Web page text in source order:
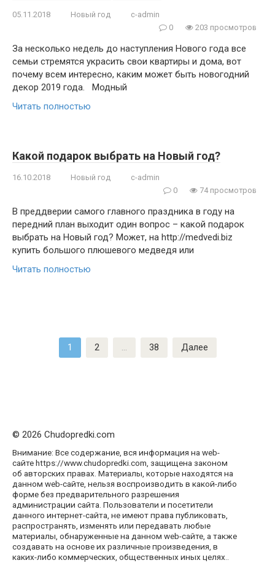
05.11.2018 Новый год
c-admin
0
203 просмотров
За несколько недель до наступления Нового года все
семьи стремятся украсить свои квартиры и дома, вот
почему всем интересно, каким может быть новогодний
декор 2019 года. Модный
Читать полностью
Какой подарок выбрать на Новый год?
16.10.2018 Новый год
c-admin
0
74 просмотров
В преддверии самого главного праздника в году на
передний план выходит один вопрос – какой подарок
выбрать на Новый год? Может, на http://medvedi.biz
купить большого плюшевого медведя или
Читать полностью
1 2 … 38 Далее
© 2026 Chudopredki.com
Внимание: Все содержание, вся информация на web-
сайте https://www.chudopredki.com, защищена законом
об авторских правах. Материалы, которые находятся на
данном web-сайте, нельзя воспроизводить в какой-либо
форме без предварительного разрешения
администрации сайта. Пользователи и посетители
данного интернет-сайта, не имеют права публиковать,
распространять, изменять или передавать любые
материалы, обнаруженные на данном web-сайте, а также
создавать на основе их различные произведения, в
каких-либо коммерческих, общественных иных целях..